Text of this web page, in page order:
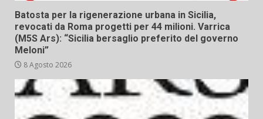
Batosta per la rigenerazione urbana in Sicilia,
revocati da Roma progetti per 44 milioni. Varrica
(M5S Ars): “Sicilia bersaglio preferito del governo
Meloni”
8 Agosto 2026